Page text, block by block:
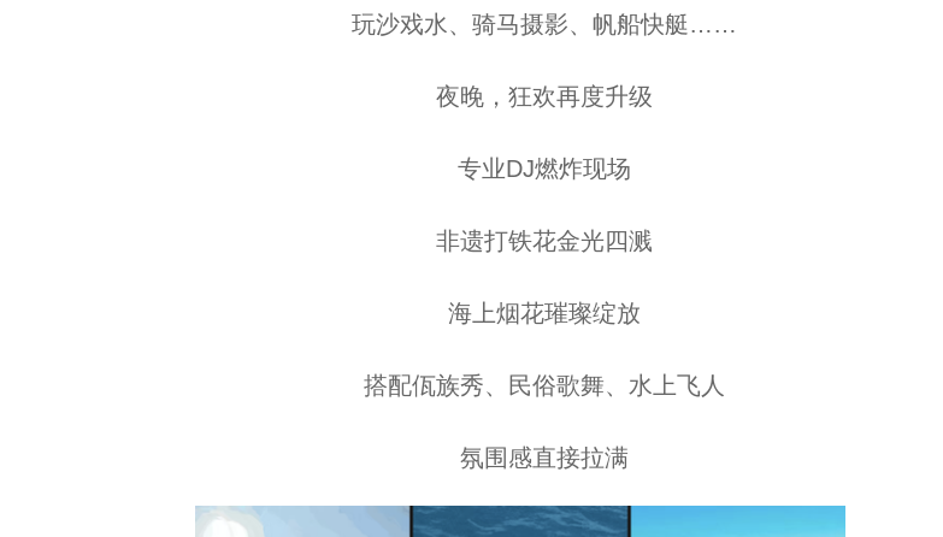
玩沙戏水、骑马摄影、帆船快艇……
夜晚，狂欢再度升级
专业DJ燃炸现场
非遗打铁花金光四溅
海上烟花璀璨绽放
搭配佤族秀、民俗歌舞、水上飞人
氛围感直接拉满